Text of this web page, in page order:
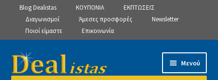
Blog Dealistas ΚΟΥΠΟΝΙΑ
ΕΚΠΤΩΣΕΙΣ
Διαγωνισμοί
Άμεσες προσφορές
Newsletter
Ποιοί είμαστε
Επικοινωνία
Απευθείας
μετάβαση
Μετάβαση
σε
Μενού